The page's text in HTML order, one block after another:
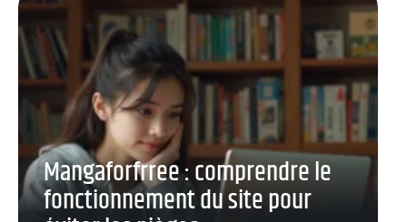
Mangaforfrree : comprendre le
fonctionnement du site pour